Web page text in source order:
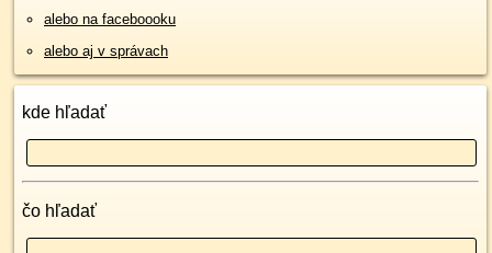
alebo na faceboooku
alebo aj v správach
kde hľadať
čo hľadať